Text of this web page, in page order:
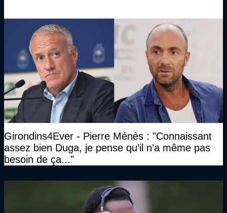
Girondins4Ever - Pierre Ménès : "Connaissant
assez bien Duga, je pense qu’il n’a même pas
besoin de ça..."